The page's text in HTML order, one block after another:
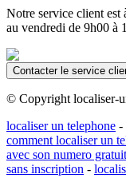
Notre service client
au vendredi de 9h00 à
Contacter le service
© Copyright localiser-
localiser un telephone -
comment localiser un
avec son numero
sans inscription -